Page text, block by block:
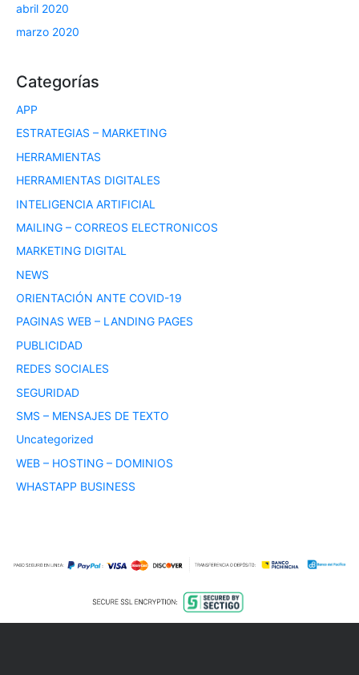
abril 2020
marzo 2020
Categorías
APP
ESTRATEGIAS – MARKETING
HERRAMIENTAS
HERRAMIENTAS DIGITALES
INTELIGENCIA ARTIFICIAL
MAILING – CORREOS ELECTRONICOS
MARKETING DIGITAL
NEWS
ORIENTACIÓN ANTE COVID-19
PAGINAS WEB – LANDING PAGES
PUBLICIDAD
REDES SOCIALES
SEGURIDAD
SMS – MENSAJES DE TEXTO
Uncategorized
WEB – HOSTING – DOMINIOS
WHASTAPP BUSINESS